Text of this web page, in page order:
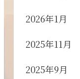
2026年1月
2025年11月
2025年9月